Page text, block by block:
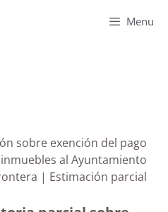
Menu
sobre exención del pago
al Ayuntamiento
| Estimación parcial